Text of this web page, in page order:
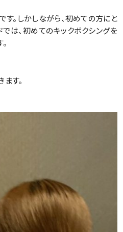
。しかしながら、初めての方にと
は、初めてのキックボクシングを
す。